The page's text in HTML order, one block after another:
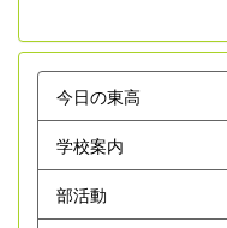
今日の東高
学校案内
部活動